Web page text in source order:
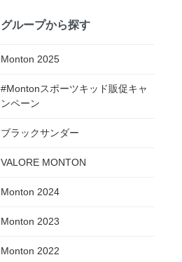
グループから探す
Monton 2025
#Montonスポーツキッド販促キャ
ンペーン
ブラックサンダー
VALORE MONTON
Monton 2024
Monton 2023
Monton 2022